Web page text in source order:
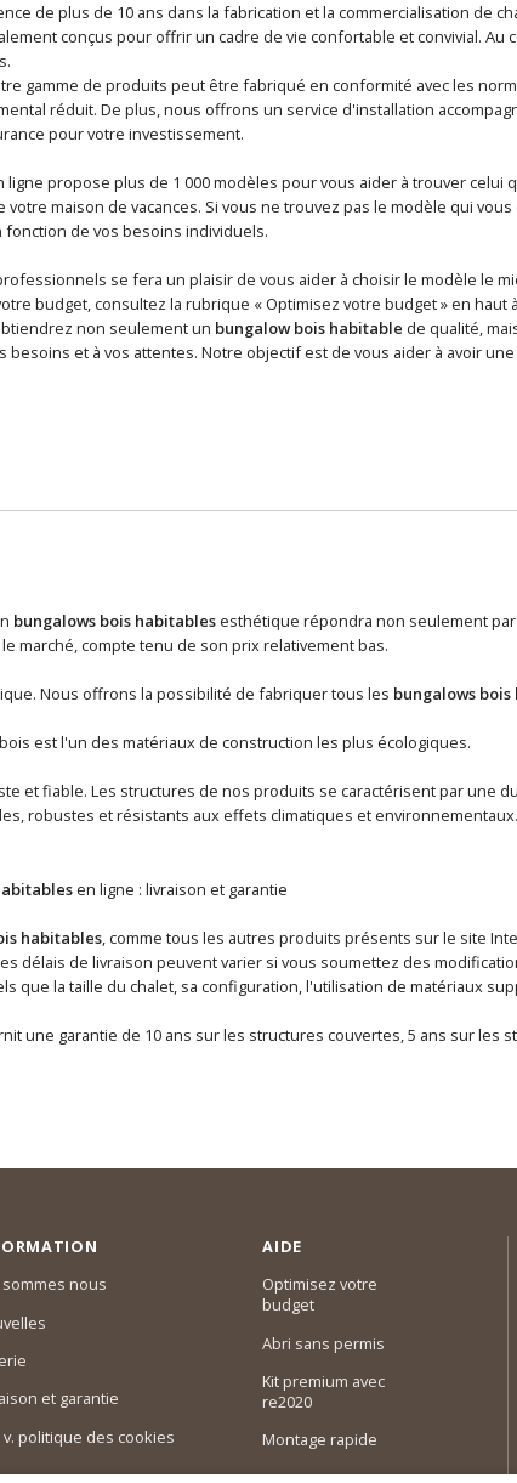
de plus de 10 ans dans la fabrication et la commercialisation de
conçus pour offrir un cadre de vie confortable et convivial.
gamme de produits peut être fabriqué en conformité avec les
réduit. De plus, nous offrons un service d'installation
pour votre investissement.
propose plus de 1 000 modèles pour vous aider à trouver celui
votre maison de vacances. Si vous ne trouvez pas le modèle qui
fonction de vos besoins individuels.
se fera un plaisir de vous aider à choisir le modèle le
budget, consultez la rubrique « Optimisez votre budget » en haut
non seulement un bungalow bois habitable de qualité,
besoins et à vos attentes. Notre objectif est de vous aider à avoir
bungalows bois habitablesesthétique répondra non seulement
marché, compte tenu de son prix relativement bas.
Nous offrons la possibilité de fabriquer tous les bungalows
est l'un des matériaux de construction les plus écologiques.
et fiable. Les structures de nos produits se caractérisent par une
robustes et résistants aux effets climatiques et environnementaux.
en ligne : livraison et garantie
habitables, comme tous les autres produits présents sur le site
délais de livraison peuvent varier si vous soumettez des
que la taille du chalet, sa configuration, l'utilisation de matériaux
une garantie de 10 ans sur les structures couvertes, 5 ans sur les
sommes nous
et garantie
v. politique des cookies
AIDE
Optimisez votre
budget
Abri sans permis
Kit premium avec
re2020
Montage rapide